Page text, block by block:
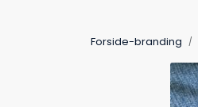
Forside-branding